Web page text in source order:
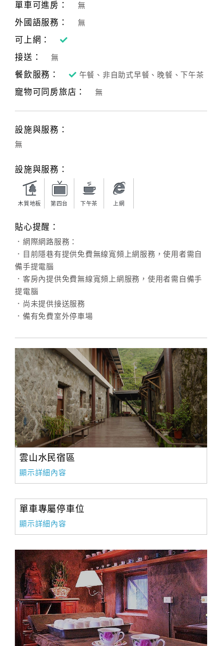
單車可進房： 無
外國語服務： 無
可上網：
接送：
無
餐飲服務： 午餐、非自助式早餐、晚餐、下午茶
寵物可同房旅店： 無
設施與服務：
無
設施與服務：
木質地板 第四台 下午茶 上網
貼心提醒：
．網際網路服務：
．目前隱巷有提供免費無線寬頻上網服務，使用者需自
備手提電腦
．客房內提供免費無線寬頻上網服務，使用者需自備手
提電腦
．尚未提供接送服務
．備有免費室外停車場
雲山水民宿區
顯示詳細內容
單車專屬停車位
顯示詳細內容